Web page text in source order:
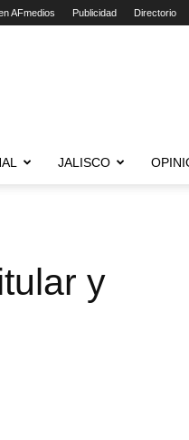
AFmedios Publicidad Directorio
JALISCO
y